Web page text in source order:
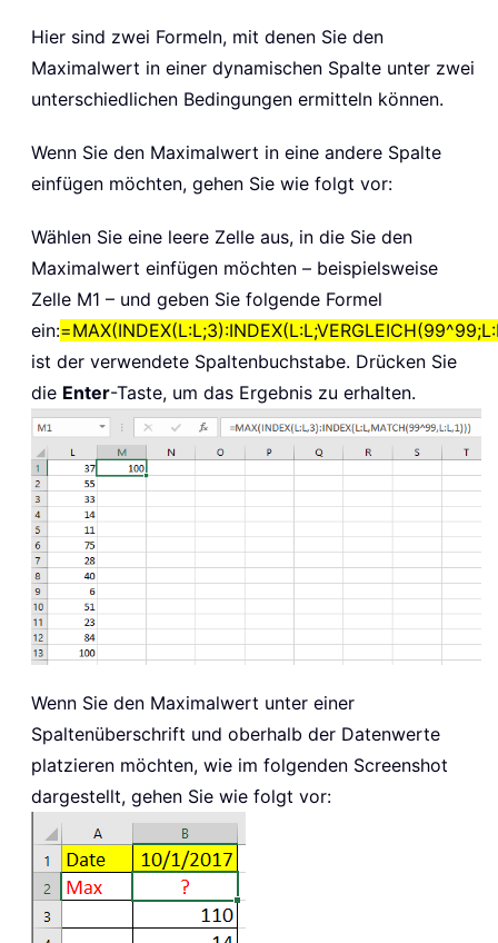
Hier sind zwei Formeln, mit denen Sie den
Maximalwert in einer dynamischen Spalte unter zwei
unterschiedlichen Bedingungen ermitteln können.
Wenn Sie den Maximalwert in eine andere Spalte
einfügen möchten, gehen Sie wie folgt vor:
Wählen Sie eine leere Zelle aus, in die Sie den
Maximalwert einfügen möchten – beispielsweise
Zelle M1 – und geben Sie folgende Formel
ein:
ist der verwendete Spaltenbuchstabe. Drücken Sie
die Enter-Taste, um das Ergebnis zu erhalten.
Wenn Sie den Maximalwert unter einer
Spaltenüberschrift und oberhalb der Datenwerte
platzieren möchten, wie im folgenden Screenshot
dargestellt, gehen Sie wie folgt vor: